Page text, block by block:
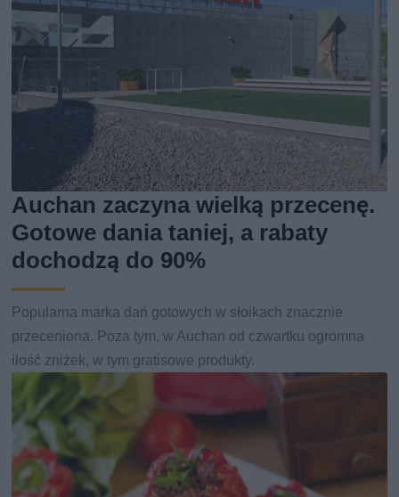
Auchan zaczyna wielką przecenę.
Gotowe dania taniej, a rabaty
dochodzą do 90%
Popularna marka dań gotowych w słoikach znacznie
przeceniona. Poza tym, w Auchan od czwartku ogromna
ilość zniżek, w tym gratisowe produkty.